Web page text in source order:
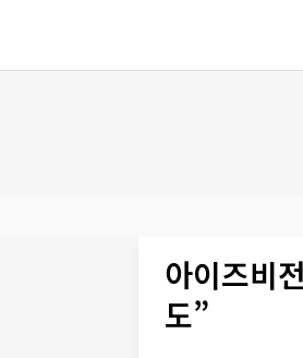
아이즈비
도”